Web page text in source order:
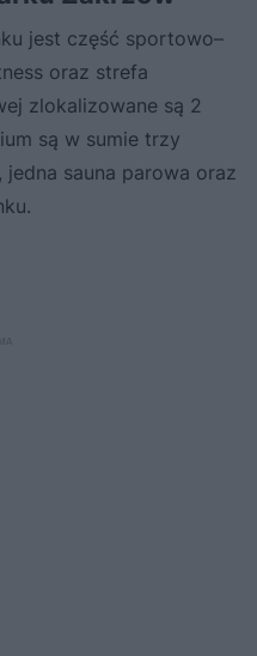
jest część sportowo–
oraz strefa
zlokalizowane są 2
są w sumie trzy
jedna sauna parowa oraz